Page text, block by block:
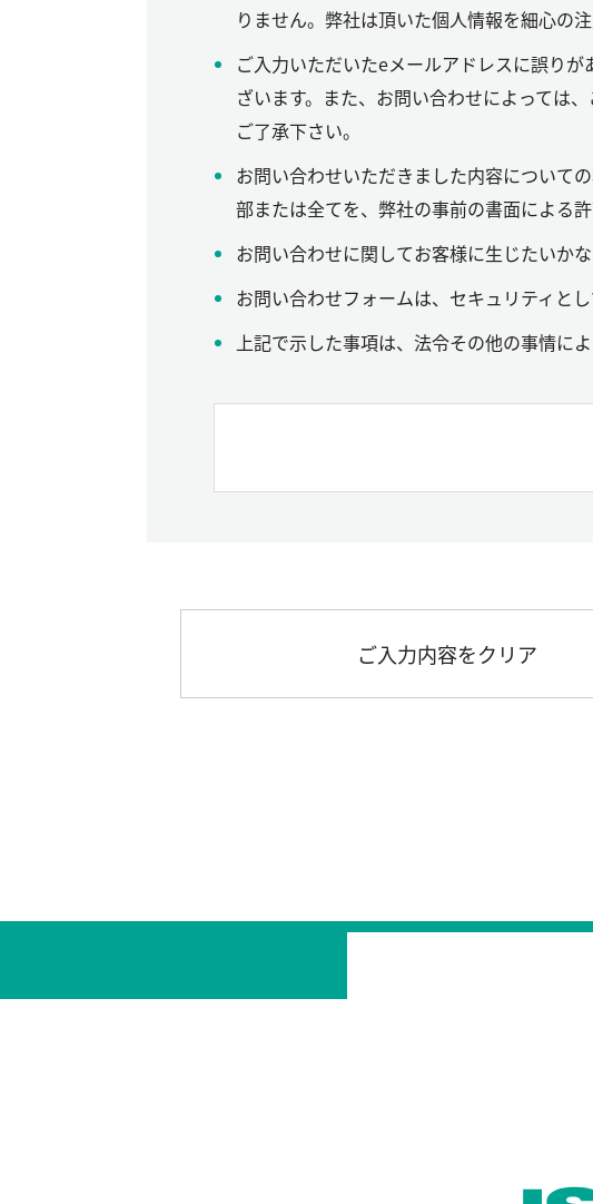
りません。弊社は頂いた個人情報を細心の
ご入力いただいたeメールアドレスに誤り
ざいます。また、お問い合わせによっては
ご了承下さい。
お問い合わせいただきました内容について
部または全てを、弊社の事前の書面による
お問い合わせに関してお客様に生じたいか
お問い合わせフォームは、セキュリティと
上記で示した事項は、法令その他の事情に
ご入力内容をクリア